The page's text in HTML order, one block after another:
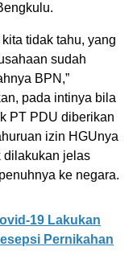
tidak tahu, yang
sudah
BPN,”
pada intinya bila
PT PDU diberikan
izin HGUnya
dilakukan jelas
ke negara.
19 Lakukan
Pernikahan